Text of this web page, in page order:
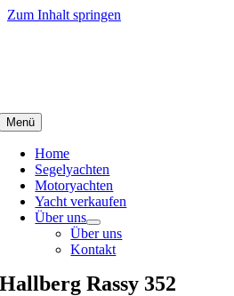
Zum Inhalt springen
Menü
Home
Segelyachten
Motoryachten
Yacht verkaufen
Über uns
Über uns
Kontakt
Hallberg Rassy 352